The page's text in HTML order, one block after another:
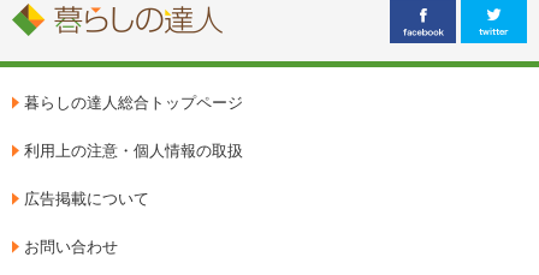
暮らしの達人総合トップページ
利用上の注意・個人情報の取扱
広告掲載について
お問い合わせ